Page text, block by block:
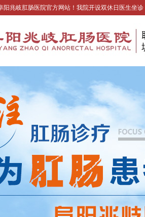
阳兆岐肛肠医院官方网站！我院开设双休日医生坐诊